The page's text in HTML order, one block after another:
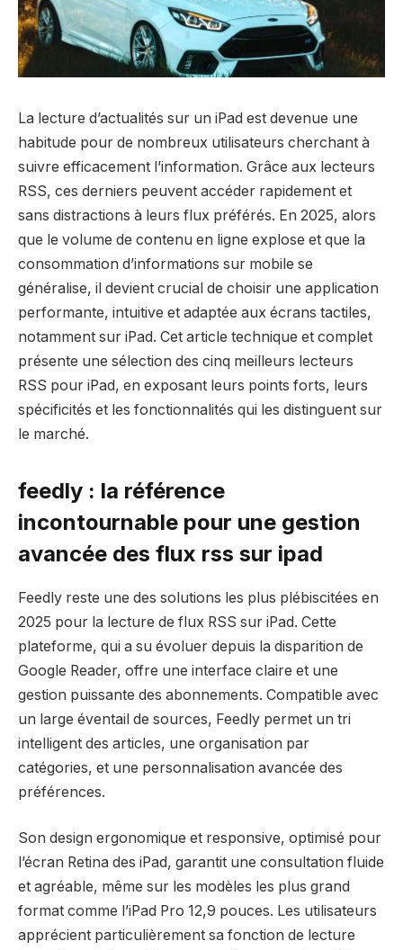
La lecture d’actualités sur un iPad est devenue une
habitude pour de nombreux utilisateurs cherchant à
suivre efficacement l’information. Grâce aux lecteurs
RSS, ces derniers peuvent accéder rapidement et
sans distractions à leurs flux préférés. En 2025, alors
que le volume de contenu en ligne explose et que la
consommation d’informations sur mobile se
généralise, il devient crucial de choisir une application
performante, intuitive et adaptée aux écrans tactiles,
notamment sur iPad. Cet article technique et complet
présente une sélection des cinq meilleurs lecteurs
RSS pour iPad, en exposant leurs points forts, leurs
spécificités et les fonctionnalités qui les distinguent sur
le marché.
feedly : la référence
incontournable pour une gestion
avancée des flux rss sur ipad
Feedly reste une des solutions les plus plébiscitées en
2025 pour la lecture de flux RSS sur iPad. Cette
plateforme, qui a su évoluer depuis la disparition de
Google Reader, offre une interface claire et une
gestion puissante des abonnements. Compatible avec
un large éventail de sources, Feedly permet un tri
intelligent des articles, une organisation par
catégories, et une personnalisation avancée des
préférences.
Son design ergonomique et responsive, optimisé pour
l’écran Retina des iPad, garantit une consultation fluide
et agréable, même sur les modèles les plus grand
format comme l’iPad Pro 12,9 pouces. Les utilisateurs
apprécient particulièrement sa fonction de lecture